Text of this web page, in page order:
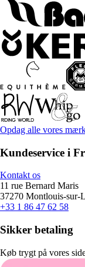
Opdag alle vores
Kundeservice i
Kontakt os
11 rue Bernard Maris
37270 Montlouis-sur-
+33 1 86 47 62 58
Sikker betaling
Køb trygt på vores